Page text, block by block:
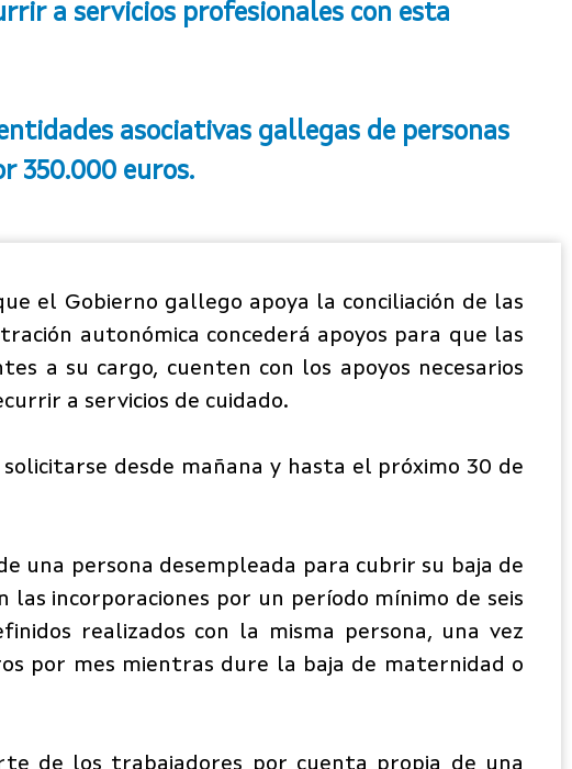
a servicios profesionales con esta
asociativas gallegas de personas
350.000 euros.
el Gobierno gallego apoya la conciliación de las
autonómica concederá apoyos para que las
a su cargo, cuenten con los apoyos necesarios
a servicios de cuidado.
desde mañana y hasta el próximo 30 de
una persona desempleada para cubrir su baja de
incorporaciones por un período mínimo de seis
realizados con la misma persona, una vez
por mes mientras dure la baja de maternidad o